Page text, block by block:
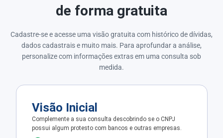
de forma gratuita
Cadastre-se e acesse uma visão gratuita com histórico de dívidas,
dados cadastrais e muito mais. Para aprofundar a análise,
personalize com informações extras em uma consulta sob
medida.
Visão Inicial
Complemente a sua consulta descobrindo se o CNPJ
possui algum protesto com bancos e outras empresas.